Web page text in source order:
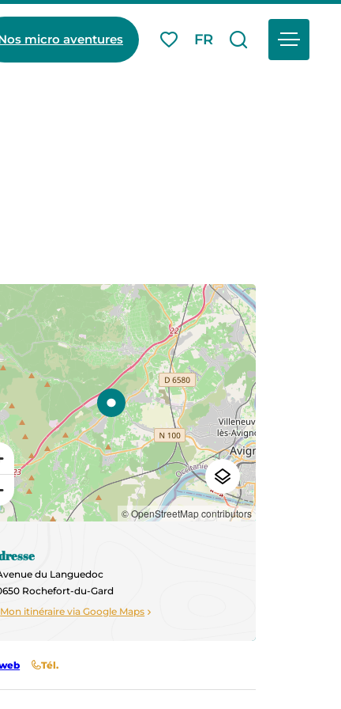
micro aventures
Mes favoris
FR
Je
© OpenStreetMap contributors
du Languedoc
Rochefort-du-Gard
Mon itinéraire via Google Maps
Tél.